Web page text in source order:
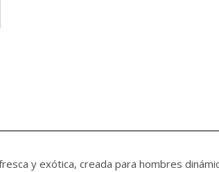
y exótica, creada para hombres